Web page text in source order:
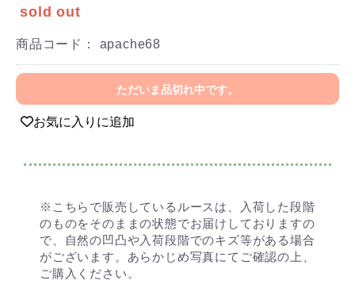
sold out
商品コード： apache68
ただいま品切れ中です。
お気に入りに追加
※こちらで販売しているルースは、入荷した段階
のものをそのままの状態でお届けしておりますの
で、自然の凹凸や入荷段階でのキズ等がある場合
がございます。あらかじめ写真にてご確認の上、
ご購入ください。